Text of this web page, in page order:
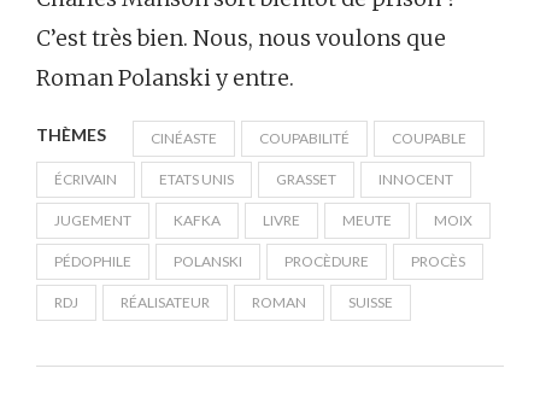
C’est très bien. Nous, nous voulons que
Roman Polanski y entre.
THÈMES CINÉASTE COUPABILITÉ COUPABLE
ÉCRIVAIN ETATS UNIS GRASSET INNOCENT
JUGEMENT KAFKA LIVRE MEUTE MOIX
PÉDOPHILE POLANSKI PROCÈDURE PROCÈS
RDJ RÉALISATEUR ROMAN SUISSE